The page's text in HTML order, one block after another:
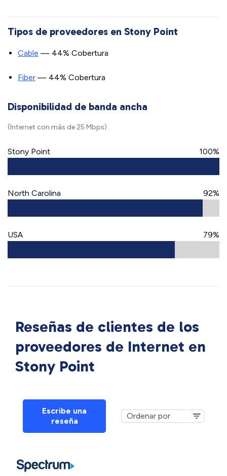
Tipos de proveedores en Stony Point
Cable — 44% Cobertura
Fiber — 44% Cobertura
Disponibilidad de banda ancha
(Internet con más de 25 Mbps)
Stony Point 100%
North Carolina 92%
USA 79%
Reseñas de clientes de los
proveedores de Internet en
Stony Point
Escribe una
reseña